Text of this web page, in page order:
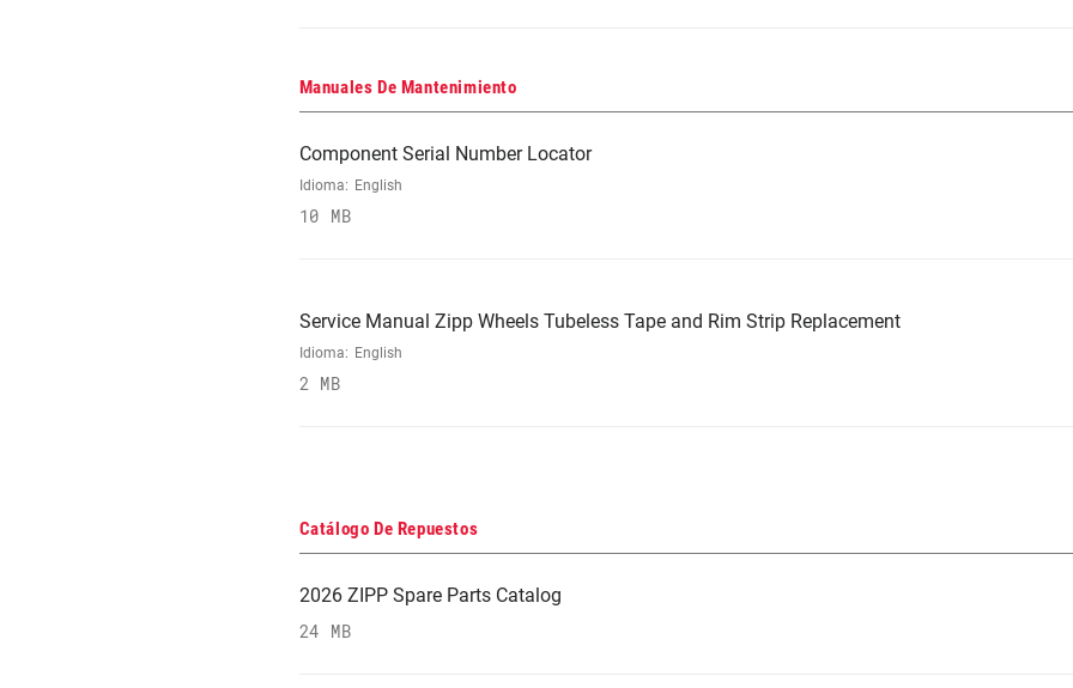
Manuales De Mantenimiento
Component Serial Number Locator
Idioma: English
10 MB
Service Manual Zipp Wheels Tubeless Tape and Rim Strip Replacement
Idioma: English
2 MB
Catálogo De Repuestos
2026 ZIPP Spare Parts Catalog
24 MB